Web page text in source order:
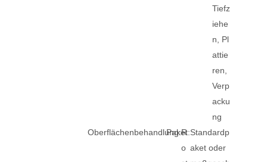
Tiefz
iehe
n, Pl
attie
ren,
Verp
acku
ng
Oberflächenbehandlung:R
o
Paket:Standardp
aket oder